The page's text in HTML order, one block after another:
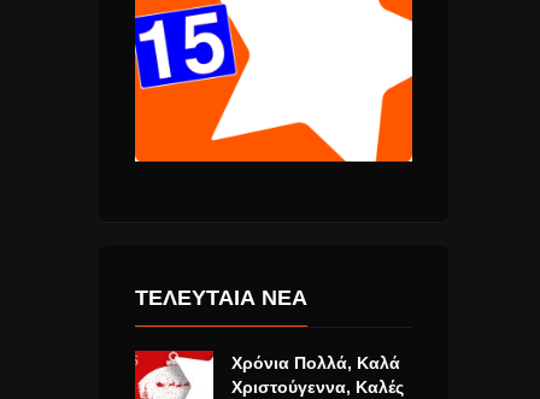
ΤΕΛΕΥΤΑΙΑ ΝΕΑ
Χρόνια Πολλά, Καλά
Χριστούγεννα, Καλές